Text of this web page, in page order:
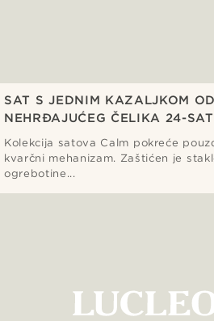
SAT S JEDNIM KAZALJKOM
NEHRĐAJUĆEG ČELIKA 24-
Kolekcija satova Calm pokreće
kvarčni mehanizam. Zaštićen je
ogrebotine...